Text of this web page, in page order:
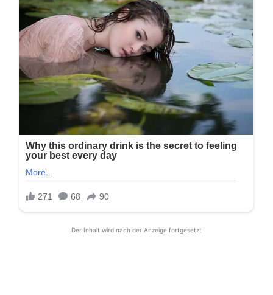
Der Inhalt wird nach der Anzeige fortgesetzt